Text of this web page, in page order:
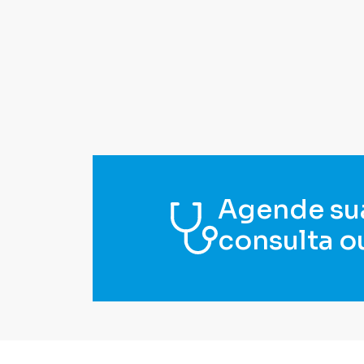
Agende
consulta